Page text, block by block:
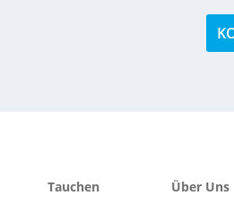
Tauchen Über Uns